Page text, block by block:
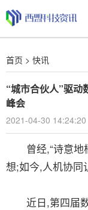
首页 > 快讯
“城市合伙人”驱
峰会
2021-04-30 14:24:20
曾经,“诗意地
想;如今,人机协同
近日,第四届数